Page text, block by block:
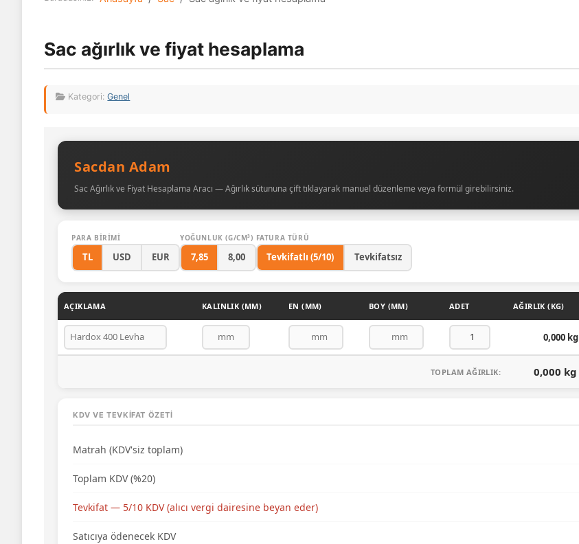
Sac ağırlık ve fiyat hesaplama
Kategori:Genel
Sacdan Adam
Sac Ağırlık ve Fiyat Hesaplama Aracı — Ağırlık sütununa çift tıklayarak manuel düzenleme veya formül girebilirsiniz.
PARA BIRIMI
TL USD EUR
YOĞUNLUK (G/CM³)
7,85 8,00
FATURA TÜRÜ
Tevkifatlı (5/10) Tevkifatsız
AÇIKLAMA KALINLIK (MM) EN (MM) BOY (MM) ADET AĞIRLIK (KG)
0,000 kg
TOPLAM AĞIRLIK: 0,000 kg
KDV VE TEVKIFAT ÖZETI
Matrah (KDV'siz toplam)
Toplam KDV (%20)
Tevkifat — 5/10 KDV (alıcı vergi dairesine beyan eder)
Satıcıya ödenecek KDV